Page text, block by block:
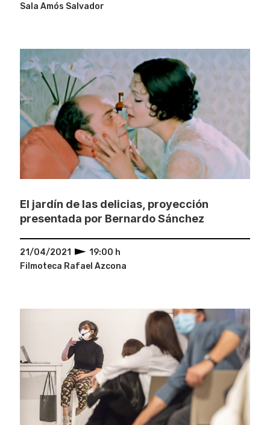
Sala Amós Salvador
El jardín de las delicias, proyección
presentada por Bernardo Sánchez
21/04/2021
19:00 h
Filmoteca Rafael Azcona